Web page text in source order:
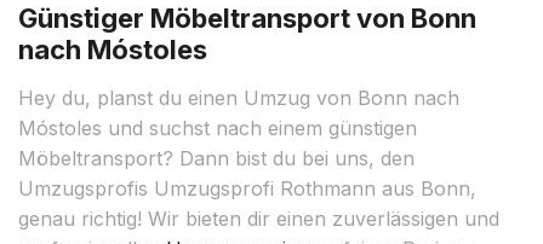
Günstiger Möbeltransport von Bonn
nach Móstoles
Hey du, planst du einen Umzug von Bonn nach
Móstoles und suchst nach einem günstigen
Möbeltransport? Dann bist du bei uns, den
Umzugsprofis Umzugsprofi Rothmann aus Bonn,
genau richtig! Wir bieten dir einen zuverlässigen und